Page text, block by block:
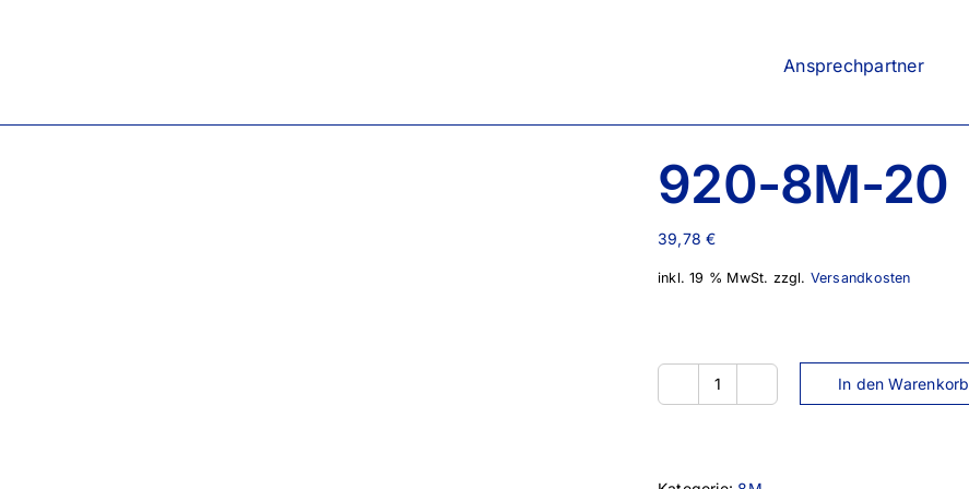
Ansprechpartner
920-8M-20
39,78€
inkl. 19 % MwSt. zzgl. Versandkosten
920-
In den Warenkorb